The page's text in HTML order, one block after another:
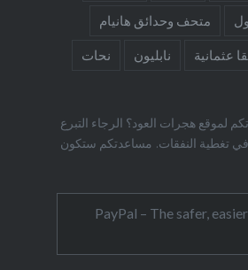
متحف وحدائق هانيام
عثمانية نابليون نحات
لموقع هجرات العود؟ الرجاء التبرع
في تغطية النفقات. مساعدتكم ستكون